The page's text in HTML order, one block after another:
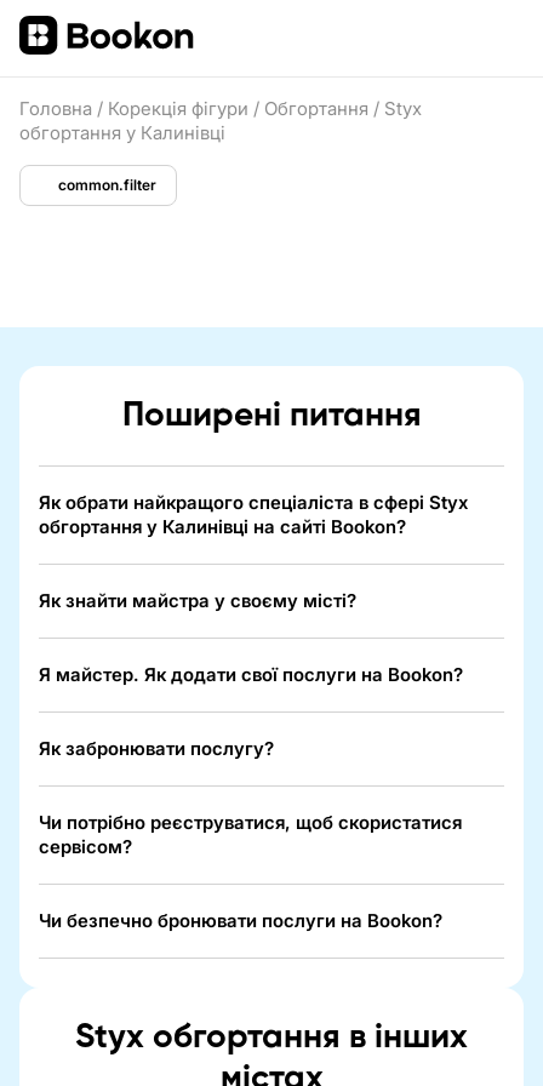
Головна / Корекція фігури / Обгортання / Styx
обгортання у Калинівці
common.filter
Поширені питання
Як обрати найкращого спеціаліста в сфері Styx
обгортання у Калинівці на сайті Bookon?
Як знайти майстра у своєму місті?
Я майстер. Як додати свої послуги на Bookon?
Як забронювати послугу?
Чи потрібно реєструватися, щоб скористатися
сервісом?
Чи безпечно бронювати послуги на Bookon?
Styx обгортання в інших
містах